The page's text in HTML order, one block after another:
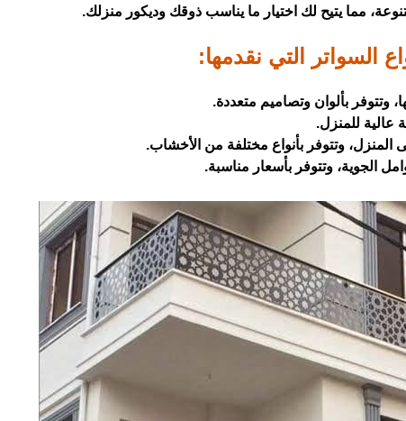
مما يتيح لك اختيار ما يناسب ذوقك وديكور منزلك.
السواتر التي نقدمها:
وتتوفر بألوان وتصاميم متعددة.
عالية للمنزل.
وتتوفر بأنواع مختلفة من الأخشاب.
الجوية، وتتوفر بأسعار مناسبة.